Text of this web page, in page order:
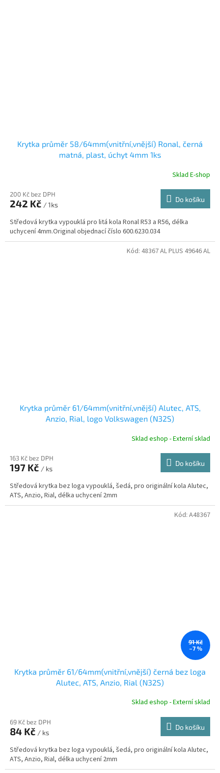
Krytka průměr 58/64mm(vnitřní,vnější) Ronal, černá
matná, plast, úchyt 4mm 1ks
Sklad E-shop
200 Kč bez DPH
242 Kč / 1ks
Do košíku
Středová krytka vypouklá pro litá kola Ronal R53 a R56, délka
uchycení 4mm.Original objednací číslo 600.6230.034
Krytka průměr 61/64mm(vnitřní,vnější) Alutec, ATS,
Anzio, Rial, logo Volkswagen (N32S)
Sklad eshop - Externí sklad
163 Kč bez DPH
197 Kč / ks
Do košíku
Středová krytka bez loga vypouklá, šedá, pro originální kola Alutec,
ATS, Anzio, Rial, délka uchycení 2mm
Kód: 48367 AL PLUS 49646 AL
91 Kč
–7 %
Krytka průměr 61/64mm(vnitřní,vnější) černá bez loga
Alutec, ATS, Anzio, Rial (N32S)
Sklad eshop - Externí sklad
69 Kč bez DPH
84 Kč / ks
Do košíku
Středová krytka bez loga vypouklá, šedá, pro originální kola Alutec,
ATS, Anzio, Rial, délka uchycení 2mm
Kód: A48367